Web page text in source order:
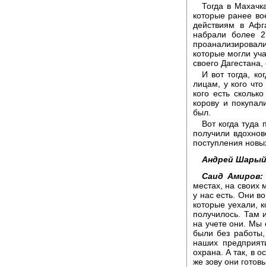
Тогда в
которые ранее
действиям в
набрали более
которые могли
своего
И вот тогда,
лицам, у кого
кого есть
корову и
был.
Вот когда туда
получили
поступления
Андрей
Саид Амиров:
местах, на своих
у нас есть. Они
которые уехали,
получилось. Там
на учете они. Мы
были без
наших
охрана. А так, в
же зову они